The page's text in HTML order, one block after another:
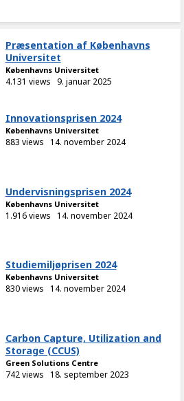
Præsentation af Københavns
Universitet
Københavns Universitet
4.131 views 9. januar 2025
Innovationsprisen 2024
Københavns Universitet
883 views 14. november 2024
Undervisningsprisen 2024
Københavns Universitet
1.916 views 14. november 2024
Studiemiljøprisen 2024
Københavns Universitet
830 views 14. november 2024
Carbon Capture, Utilization and
Storage (CCUS)
Green Solutions Centre
742 views 18. september 2023